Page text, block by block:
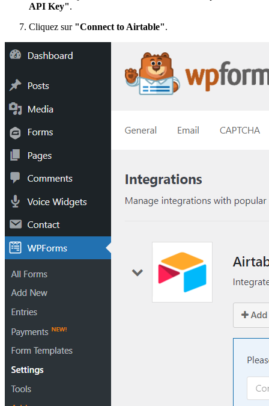
API Key".
Cliquez sur "Connect to Airtable".